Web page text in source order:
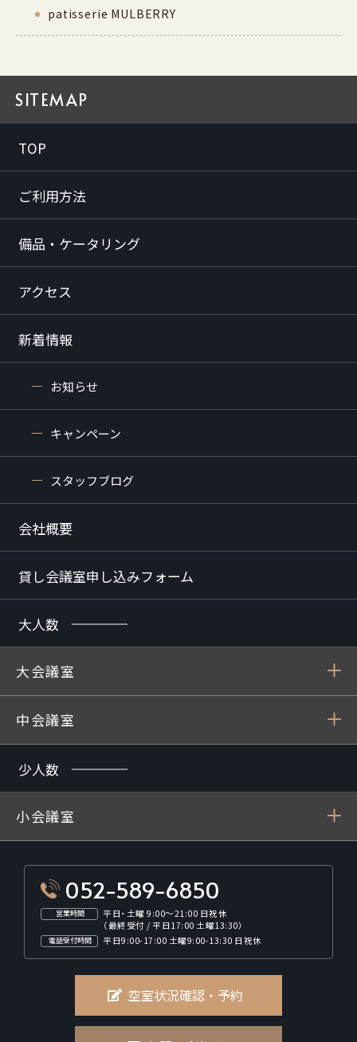
patisserie MULBERRY
SITEMAP
TOP
ご利用方法
備品・ケータリング
アクセス
新着情報
お知らせ
キャンペーン
スタッフブログ
会社概要
貸し会議室申し込みフォーム
大人数
大会議室
中会議室
少人数
小会議室
052-589-6850
営業時間
平日・土曜 9:00～21:00 日祝休
（最終受付 / 平日17:00 土曜13:30）
電話受付時間 平日9:00-17:00 土曜9:00-13:30 日祝休
空室状況確認・予約